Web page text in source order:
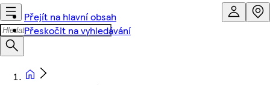
Přejít na hlavní obsah
Přeskočit na vyhledávání